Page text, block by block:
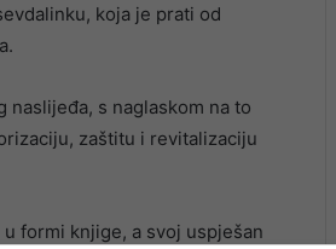
koja je prati od
s naglaskom na to
zaštitu i revitalizaciju
formi knjige, a svoj uspješan